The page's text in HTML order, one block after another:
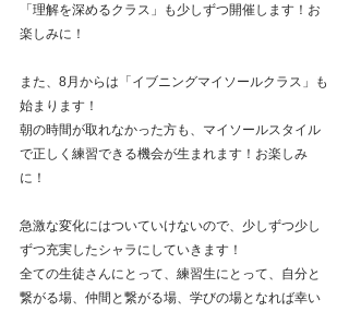
「理解を深めるクラス」も少しずつ開催します！お
楽しみに！
また、8月からは「イブニングマイソールクラス」も
始まります！
朝の時間が取れなかった方も、マイソールスタイル
で正しく練習できる機会が生まれます！お楽しみ
に！
急激な変化にはついていけないので、少しずつ少し
ずつ充実したシャラにしていきます！
全ての生徒さんにとって、練習生にとって、自分と
繋がる場、仲間と繋がる場、学びの場となれば幸い